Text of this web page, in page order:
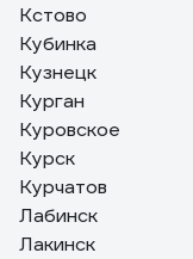
Кстово
Кубинка
Кузнецк
Курган
Куровское
Курск
Курчатов
Лабинск
Лакинск